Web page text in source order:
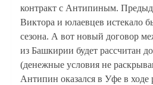
контракт с Антипиным.
Виктора и юлаевцев истекало
сезона. А вот новый договор
из Башкирии будет рассчитан
(денежные условия не
Антипин оказался в Уфе в